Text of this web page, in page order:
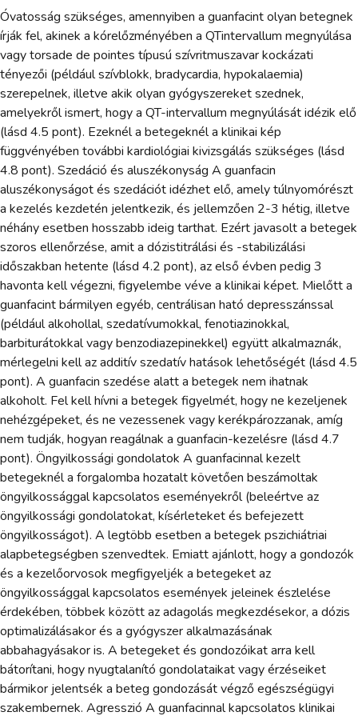
Óvatosság szükséges, amennyiben a guanfacint olyan betegnek
írják fel, akinek a kórelőzményében a QTintervallum megnyúlása
vagy torsade de pointes típusú szívritmuszavar kockázati
tényezői (például szívblokk, bradycardia, hypokalaemia)
szerepelnek, illetve akik olyan gyógyszereket szednek,
amelyekről ismert, hogy a QT-intervallum megnyúlását idézik elő
(lásd 4.5 pont). Ezeknél a betegeknél a klinikai kép
függvényében további kardiológiai kivizsgálás szükséges (lásd
4.8 pont). Szedáció és aluszékonyság A guanfacin
aluszékonyságot és szedációt idézhet elő, amely túlnyomórészt
a kezelés kezdetén jelentkezik, és jellemzően 2-3 hétig, illetve
néhány esetben hosszabb ideig tarthat. Ezért javasolt a betegek
szoros ellenőrzése, amit a dózistitrálási és -stabilizálási
időszakban hetente (lásd 4.2 pont), az első évben pedig 3
havonta kell végezni, figyelembe véve a klinikai képet. Mielőtt a
guanfacint bármilyen egyéb, centrálisan ható depresszánssal
(például alkohollal, szedatívumokkal, fenotiazinokkal,
barbiturátokkal vagy benzodiazepinekkel) együtt alkalmaznák,
mérlegelni kell az additív szedatív hatások lehetőségét (lásd 4.5
pont). A guanfacin szedése alatt a betegek nem ihatnak
alkoholt. Fel kell hívni a betegek figyelmét, hogy ne kezeljenek
nehézgépeket, és ne vezessenek vagy kerékpározzanak, amíg
nem tudják, hogyan reagálnak a guanfacin-kezelésre (lásd 4.7
pont). Öngyilkossági gondolatok A guanfacinnal kezelt
betegeknél a forgalomba hozatalt követően beszámoltak
öngyilkossággal kapcsolatos eseményekről (beleértve az
öngyilkossági gondolatokat, kísérleteket és befejezett
öngyilkosságot). A legtöbb esetben a betegek pszichiátriai
alapbetegségben szenvedtek. Emiatt ajánlott, hogy a gondozók
és a kezelőorvosok megfigyeljék a betegeket az
öngyilkossággal kapcsolatos események jeleinek észlelése
érdekében, többek között az adagolás megkezdésekor, a dózis
optimalizálásakor és a gyógyszer alkalmazásának
abbahagyásakor is. A betegeket és gondozóikat arra kell
bátorítani, hogy nyugtalanító gondolataikat vagy érzéseiket
bármikor jelentsék a beteg gondozását végző egészségügyi
szakembernek. Agresszió A guanfacinnal kapcsolatos klinikai